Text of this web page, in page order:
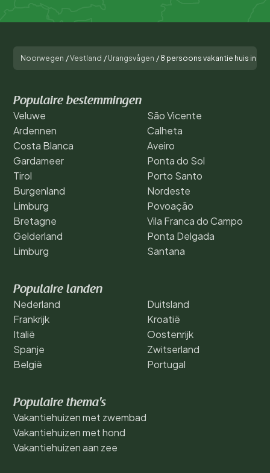
Noorwegen /Vestland / Urangsvågen / 8 persoons vakantie huis in
Populaire bestemmingen
Veluwe
Ardennen
Costa Blanca
Gardameer
Tirol
Burgenland
Limburg
Bretagne
Gelderland
Limburg
São Vicente
Calheta
Aveiro
Ponta do Sol
Porto Santo
Nordeste
Povoação
Vila Franca do Campo
Ponta Delgada
Santana
Populaire landen
Nederland
Frankrijk
Italië
Spanje
België
Duitsland
Kroatië
Oostenrijk
Zwitserland
Portugal
Populaire thema's
Vakantiehuizen met zwembad
Vakantiehuizen met hond
Vakantiehuizen aan zee